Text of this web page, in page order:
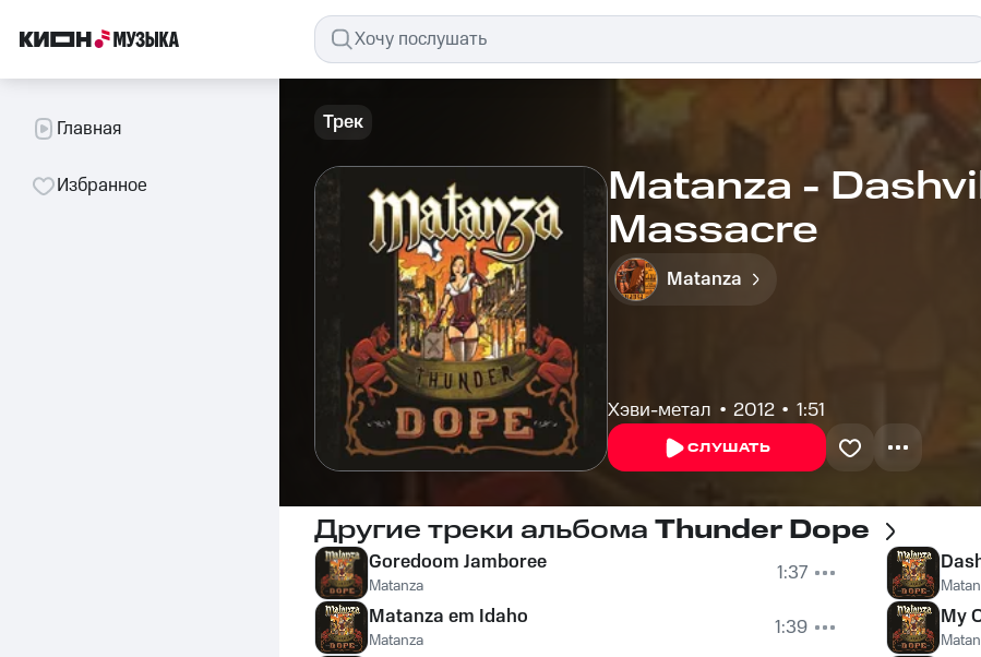
Главная
Избранное
Трек
Matanza -
Massacre
Matanza
Хэви-метал 2012 1:51
СЛУШАТЬ
Другие треки альбома Thunder Dope
Goredoom Jamboree
Matanza
1:37
Matanza em Idaho
Matanza
1:39
My